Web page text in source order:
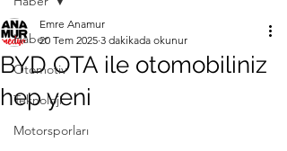
Haber
Otomotiv
Teknoloji
Motorsporları
BYD OTA ile otomobiliniz
hep yeni
Emre Anamur
20 Tem 2025 3 dakikada okunur